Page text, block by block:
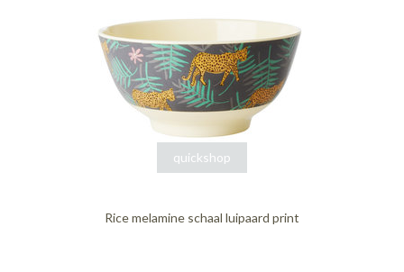
quickshop
Rice melamine schaal luipaard print